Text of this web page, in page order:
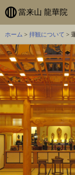
當来山 龍華院
ホーム > 拝観について >